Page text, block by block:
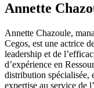
Annette
Annette Chazoule,
Cegos, est une actrice
leadership et de
d’expérience en
distribution spécialisée,
expertise au service de